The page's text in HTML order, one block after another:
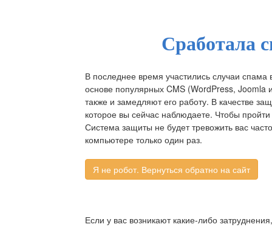
Сработала
В последнее время участились случаи
основе популярных CMS (WordPress, Joomla
также и замедляют его работу. В качестве
которое вы сейчас наблюдаете. Чтобы
Система защиты не будет тревожить вас
компьютере только один раз.
Если у вас возникают какие-либо